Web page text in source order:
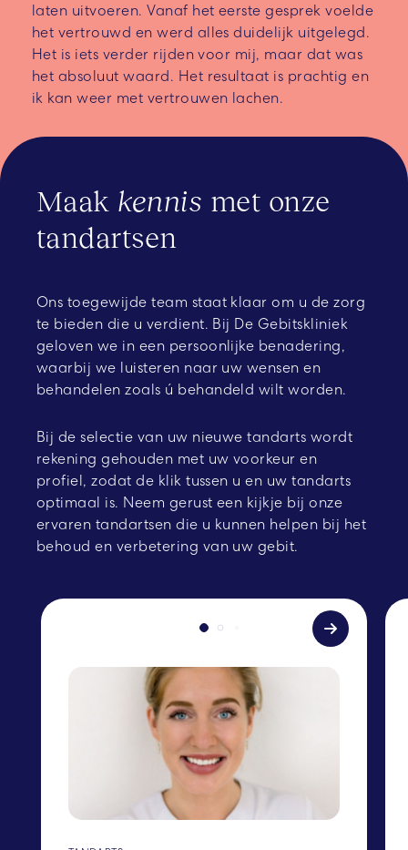
laten uitvoeren. Vanaf het eerste gesprek voelde
het vertrouwd en werd alles duidelijk uitgelegd.
Het is iets verder rijden voor mij, maar dat was
het absoluut waard. Het resultaat is prachtig en
ik kan weer met vertrouwen lachen.
Maak kennis met onze
tandartsen
Ons toegewijde team staat klaar om u de zorg
te bieden die u verdient. Bij De Gebitskliniek
geloven we in een persoonlijke benadering,
waarbij we luisteren naar uw wensen en
behandelen zoals ú behandeld wilt worden.
Bij de selectie van uw nieuwe tandarts wordt
rekening gehouden met uw voorkeur en
profiel, zodat de klik tussen u en uw tandarts
optimaal is. Neem gerust een kijkje bij onze
ervaren tandartsen die u kunnen helpen bij het
behoud en verbetering van uw gebit.